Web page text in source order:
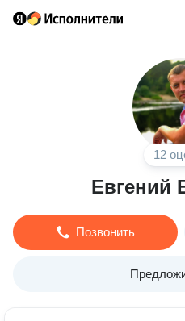
12
Евгений
Позвонить